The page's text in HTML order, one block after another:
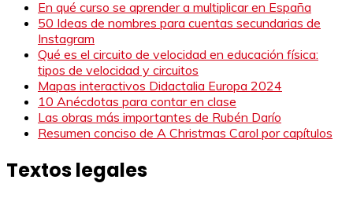
En qué curso se aprender a multiplicar en España
50 Ideas de nombres para cuentas secundarias de
Instagram
Qué es el circuito de velocidad en educación física:
tipos de velocidad y circuitos
Mapas interactivos Didactalia Europa 2024
10 Anécdotas para contar en clase
Las obras más importantes de Rubén Darío
Resumen conciso de A Christmas Carol por capítulos
Textos legales